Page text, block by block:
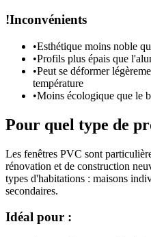
!Inconvénients
•Esthétique moins noble
•Profils plus épais que
•Peut se déformer
température
•Moins écologique que le
Pour quel type de
Les fenêtres PVC sont
rénovation et de construction
types d'habitations : maisons
secondaires.
Idéal pour :